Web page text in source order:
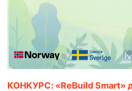
КОНКУРС: «ReBuild Smart»